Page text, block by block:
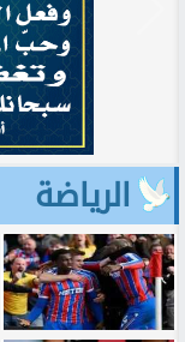
الرياضة